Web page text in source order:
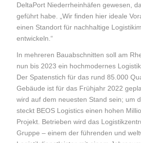
DeltaPort Niederrheinhäfen gewesen,
geführt habe. „Wir finden hier ideale
einen Standort für nachhaltige
entwickeln.“
In mehreren Bauabschnitten soll am
nun bis 2023 ein hochmodernes
Der Spatenstich für das rund 85.000
Gebäude ist für das Frühjahr 2022
wird auf dem neuesten Stand sein; um
steckt BEOS Logistics einen hohen
Projekt. Betrieben wird das
Gruppe – einem der führenden und